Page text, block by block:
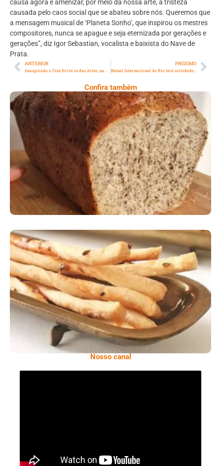
causa agora é amenizar, por meio da nossa arte, a tristeza
causada pelo caos social que se abateu sobre nós. Queremos que
a mensagem musical de ‘Planeta Sonho’, que inspirou os mestres
compositores, nunca se apague e seja eternizada por gerações e
gerações”, diz Igor Sebastian, vocalista e baixista do Nave de
Prata.
ANTERIOR PRÓXIMO
Bienal Internacional do Rio terá atividades permanentes
Confira também
Comer Bem: Pão Low Carb
Comer Bem: Palitinhos De Cebola E Salsa
Nosso canal